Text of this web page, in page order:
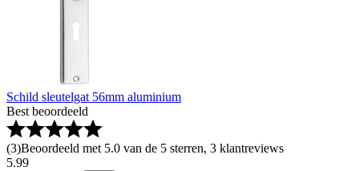
Schild sleutelgat 56mm aluminium
Best beoordeeld
(3)Beoordeeld met 5.0 van de 5 sterren, 3 klantreviews
5.99